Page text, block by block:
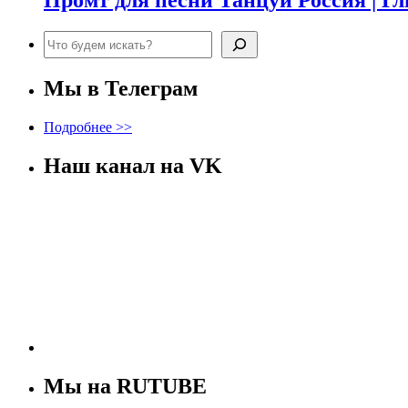
Поиск
Мы в Телеграм
Подробнее >>
Наш канал на VK
Мы на RUTUBE